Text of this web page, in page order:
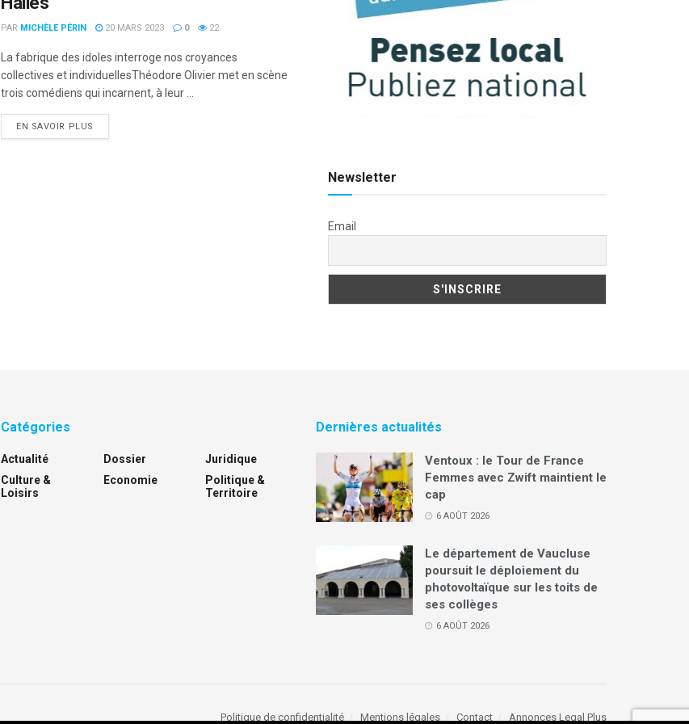
PAR MICHÈLE PÉRIN 20 MARS 2023 0 22
La fabrique des idoles interroge nos croyances
collectives et individuellesThéodore Olivier met en scène
trois comédiens qui incarnent, à leur ...
EN SAVOIR PLUS
Newsletter
Email
Catégories
Actualité
Culture &
Loisirs
Dossier
Economie
Juridique
Politique &
Territoire
Dernières actualités
Ventoux : le Tour de France
Femmes avec Zwift maintient le
cap
6 AOÛT 2026
Le département de Vaucluse
poursuit le déploiement du
photovoltaïque sur les toits de
ses collèges
6 AOÛT 2026
Politique de confidentialité Mentions légales Contact Annonces Legal Plus